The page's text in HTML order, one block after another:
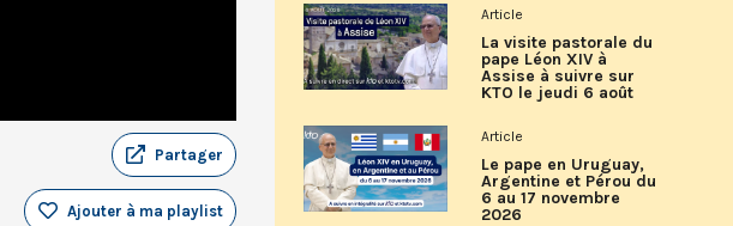
Partager
Ajouter à ma playlist
Article
La visite pastorale du
pape Léon XIV à
Assise à suivre sur
KTO le jeudi 6 août
Article
Le pape en Uruguay,
Argentine et Pérou du
6 au 17 novembre
2026